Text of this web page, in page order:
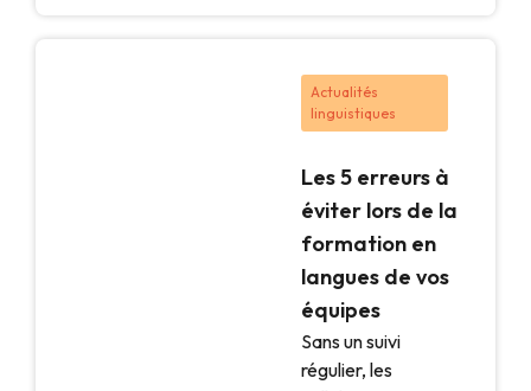
Actualités
linguistiques
Les 5 erreurs à
éviter lors de la
formation en
langues de vos
équipes
Sans un suivi
régulier, les